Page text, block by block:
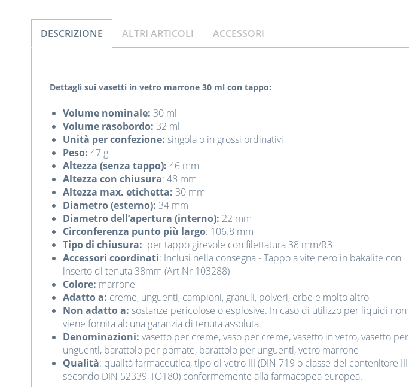
DESCRIZIONE ALTRI ARTICOLI ACCESSORI
Dettagli sui vasetti in vetro marrone 30 ml con tappo:
Volume nominale: 30 ml
Volume rasobordo: 32 ml
Unità per confezione: singola o in grossi ordinativi
Peso: 47 g
Altezza (senza tappo): 46 mm
Altezza con chiusura: 48 mm
Altezza max. etichetta: 30 mm
Diametro (esterno): 34 mm
Diametro dell’apertura (interno): 22 mm
Circonferenza punto più largo: 106.8 mm
Tipo di chiusura: per tappo girevole con filettatura 38 mm/R3
Accessori coordinati: Inclusi nella consegna - Tappo a vite nero in bakalite con
inserto di tenuta 38mm (Art Nr 103288)
Colore: marrone
Adatto a: creme, unguenti, campioni, granuli, polveri, erbe e molto altro
Non adatto a: sostanze pericolose o esplosive. In caso di utilizzo per liquidi non
viene fornita alcuna garanzia di tenuta assoluta.
Denominazioni: vasetto per creme, vaso per creme, vasetto in vetro, vasetto per
unguenti, barattolo per pomate, barattolo per unguenti, vetro marrone
Qualità: qualità farmaceutica, tipo di vetro III (DIN 719 o classe del contenitore III
secondo DIN 52339-TO180) conformemente alla farmacopea europea.